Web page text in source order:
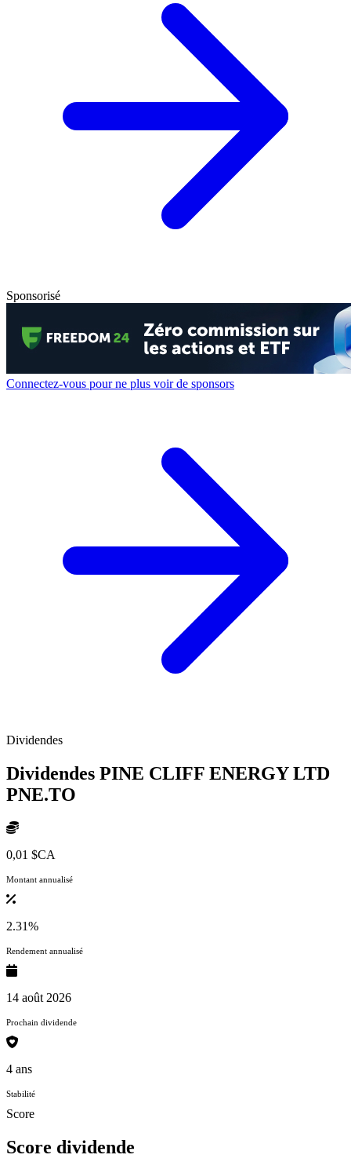
Sponsorisé
Connectez-vous pour ne plus voir de sponsors
Dividendes
Dividendes PINE CLIFF ENERGY LTD
PNE.TO
0,01 $CA
Montant annualisé
2.31%
Rendement annualisé
14 août 2026
Prochain dividende
4 ans
Stabilité
Score
Score dividende